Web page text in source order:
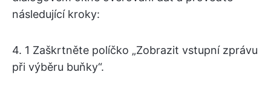
následující kroky:
4. 1 Zaškrtněte políčko „Zobrazit vstupní zprávu
při výběru buňky“.